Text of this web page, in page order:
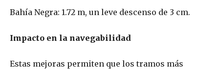
Bahía Negra: 1.72 m, un leve descenso de 3 cm.
Impacto en la navegabilidad
Estas mejoras permiten que los tramos más